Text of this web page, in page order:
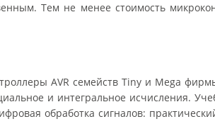
Тем не менее стоимость
AVR семейств Tiny и Mega
и интегральное исчисления.
обработка сигналов: